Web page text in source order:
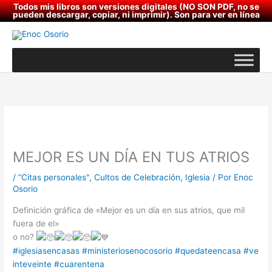
Todos mis libros son versiones digitales (NO SON PDF, no se
pueden descargar, copiar, ni imprimir). Son para ver en línea
Ir
al
contenido
MEJOR ES UN DÍA EN TUS ATRIOS
/“Citas personales",Cultos de Celebración, Iglesia / Por Enoc
Osorio
Definición gráfica de «Mejor es un día en sus atrios, que mil
fuera de el»
o no?
#iglesiasencasas #ministeriosenocosorio #quedateencasa #ve
inteveinte #cuarentena